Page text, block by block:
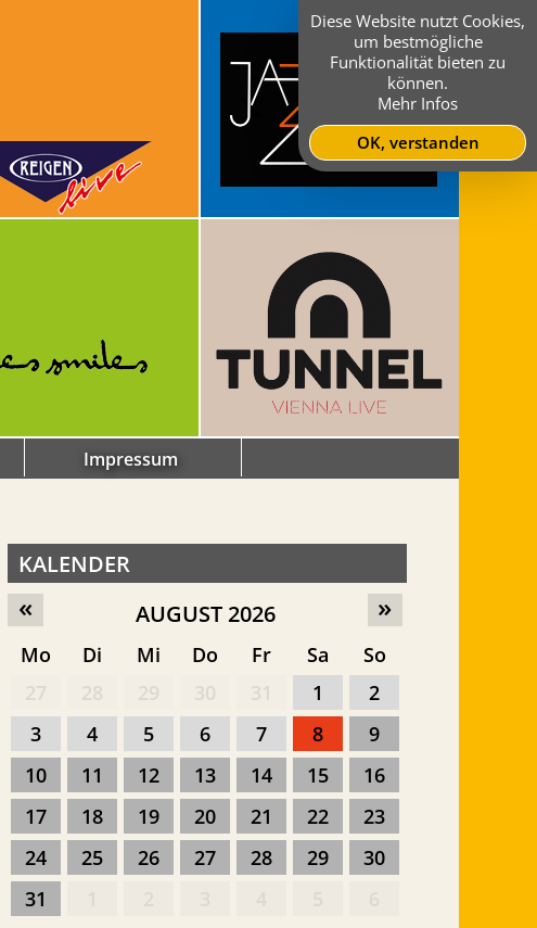
Impressum
KALENDER
»
« AUGUST 2026
Mo Di Mi Do Fr Sa
So
1
2
3
4 5 6 7 8
9
10
11 12 13 14 15
16
17
18 19 20 21 22
23
24
25 26 27 28 29
30
31
Diese Website nutzt Cookies,
um bestmögliche
Funktionalität bieten zu
können.
Mehr Infos
OK, verstanden